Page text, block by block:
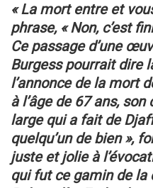
« La mort entre et
phrase, « Non, c’est
Ce passage d’une
Burgess pourrait dire
l’annonce de la mort
à l’âge de 67 ans,
large qui a fait de
quelqu’un de bien »,
juste et jolie à
qui fut ce gamin de la